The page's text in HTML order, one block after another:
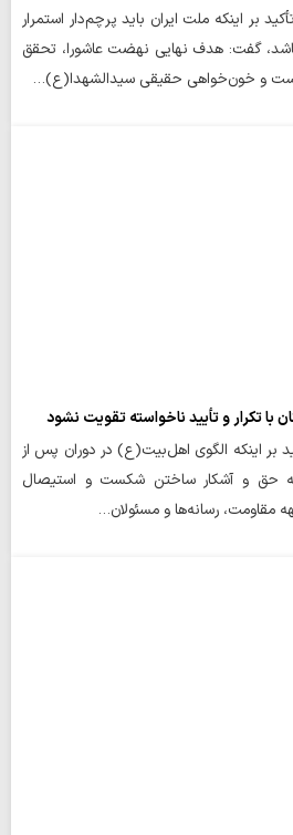
بر اینکه ملت ایران باید پرچم‌دار استمرار
گفت: هدف نهایی نهضت عاشورا، تحقق
و خون‌خواهی حقیقی سیدالشهدا(ع)…
با تکرار و تأیید ناخواسته تقویت نشود
بر اینکه الگوی اهل‌بیت(ع) در دوران پس از
حق و آشکار ساختن شکست و استیصال
مقاومت، رسانه‌ها و مسئولان…